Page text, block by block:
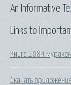
Links to
Книга 1084
Скачать
An Informative